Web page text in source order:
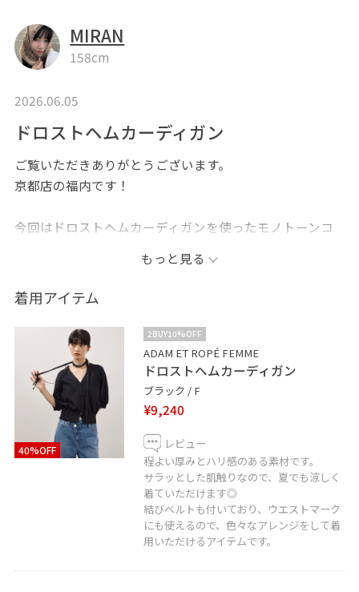
MIRAN
158cm
2026.06.05
ドロストヘムカーディガン
ご覧いただきありがとうございます。
京都店の福内です！
今回はドロストヘムカーディガンを使ったモノトーンコ
夏に着ると重くなりがちなブラックカラーですが、素材
や小物を工夫すると一気に抜け感が出て上品な夏コーデ
になります♪
トップスはシアー感のある生地で、スニーカーはチャコ
ールカラーを合わせています。
また、コンパクトなトップスにはワイドパンツやAライン
のスカートなどを合わせると、身体のバランスが綺麗に
見えるのでおすすめです◎
ぜひ参考にしてみてください！
皆様も店頭やWEBでチェックしてみてください〜♡
もっと見る
着用アイテム
40%OFF
2BUY10%OFF
ADAM ET ROPÉ FEMME
ドロストヘムカーディガン
ブラック / F
¥9,240
レビュー
程よい厚みとハリ感のある素材です。
サラッとした肌触りなので、夏でも涼しく
着ていただけます◎
結びベルトも付いており、ウエストマーク
にも使えるので、色々なアレンジをして着
用いただけるアイテムです。